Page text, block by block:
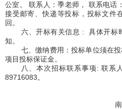
公室。 联系人：季老师， 联系电话
接受邮寄、快递等投标，投标文件
回。
六、开标有关信息 :
具体开标
知。
七、缴纳费用：投标单位须在
项目投标保证金。
八、本次招标联系事项: 联系
89716083。